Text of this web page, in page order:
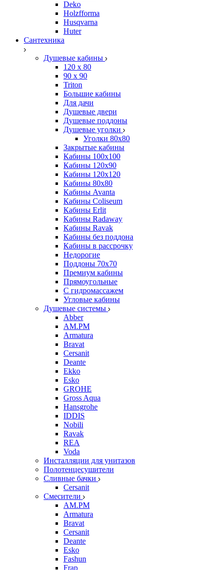
Deko
Holzfforma
Husqvarna
Huter
Сантехника
Душевые кабины
120 x 80
90 х 90
Triton
Большие кабины
Для дачи
Душевые двери
Душевые поддоны
Душевые уголки
Уголки 80х80
Закрытые кабины
Кабины 100x100
Кабины 120x90
Кабины 120х120
Кабины 80х80
Кабины Avanta
Кабины Coliseum
Кабины Erlit
Кабины Radaway
Кабины Ravak
Кабины без поддона
Кабины в рассрочку
Недорогие
Поддоны 70x70
Премиум кабины
Прямоугольные
С гидромассажем
Угловые кабины
Душевые системы
Abber
AM.PM
Armatura
Bravat
Cersanit
Deante
Ekko
Esko
GROHE
Gross Aqua
Hansgrohe
IDDIS
Nobili
Ravak
REA
Voda
Инсталляции для унитазов
Полотенцесушители
Сливные бачки
Cersanit
Смесители
AM.PM
Armatura
Bravat
Cersanit
Deante
Esko
Fashun
Frap